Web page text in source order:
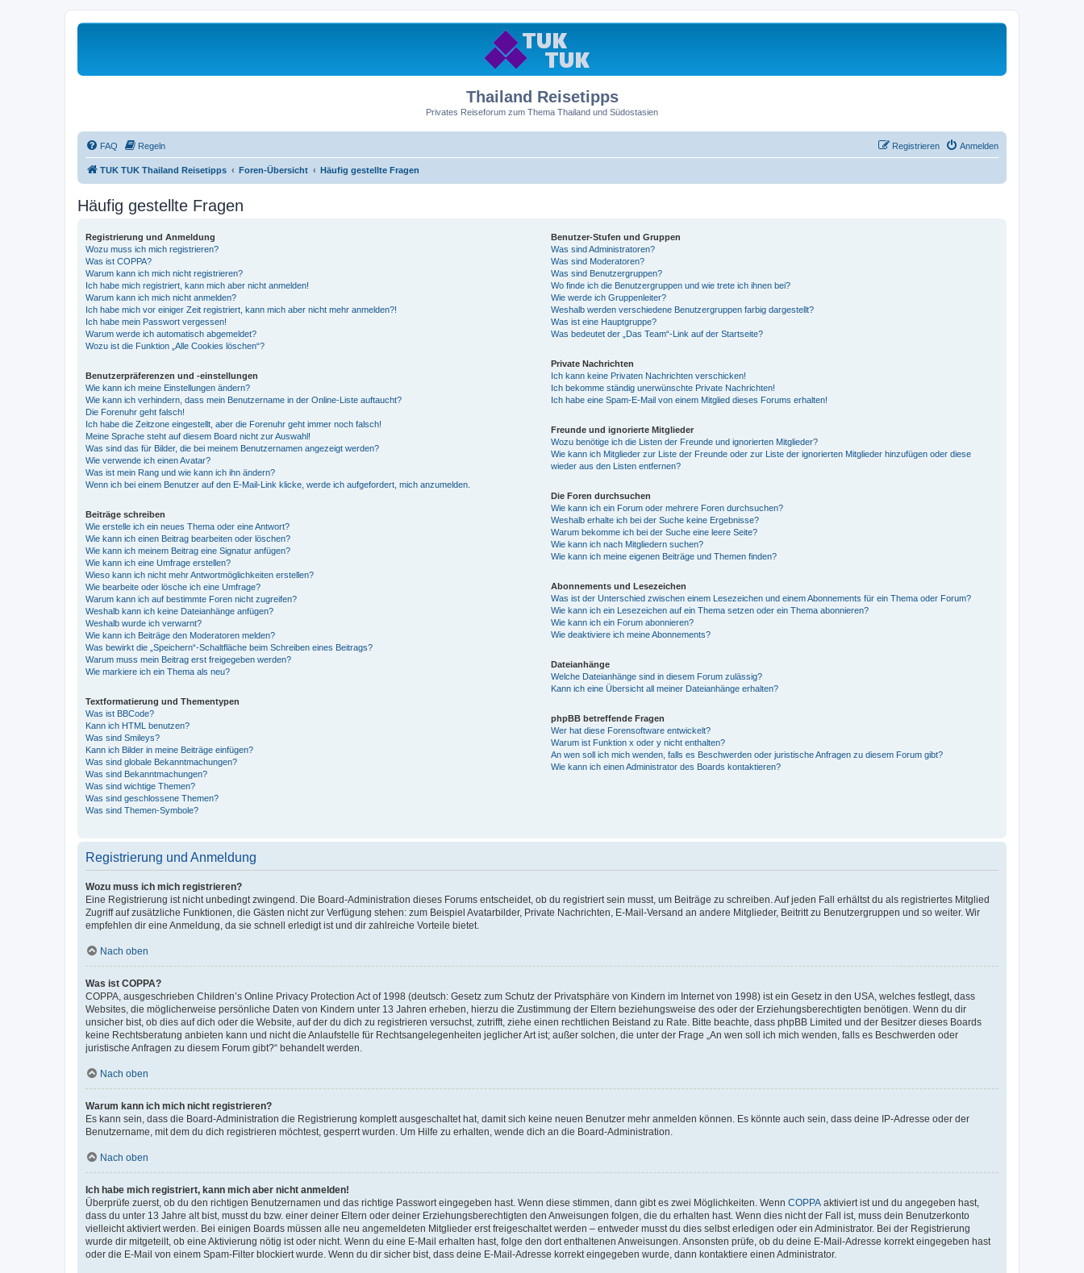
Thailand Reisetipps
Privates Reiseforum zum Thema Thailand und Südostasien
FAQ Regeln Anmelden
Registrieren
TUK TUK Thailand Reisetipps Foren-Übersicht Häufig gestellte Fragen
Häufig gestellte Fragen
Registrierung und Anmeldung
Wozu muss ich mich registrieren?
Was ist COPPA?
Warum kann ich mich nicht registrieren?
Ich habe mich registriert, kann mich aber nicht anmelden!
Warum kann ich mich nicht anmelden?
Ich habe mich vor einiger Zeit registriert, kann mich aber nicht mehr anmelden?!
Ich habe mein Passwort vergessen!
Warum werde ich automatisch abgemeldet?
Wozu ist die Funktion „Alle Cookies löschen“?
Benutzerpräferenzen und -einstellungen
Wie kann ich meine Einstellungen ändern?
Wie kann ich verhindern, dass mein Benutzername in der Online-Liste auftaucht?
Die Forenuhr geht falsch!
Ich habe die Zeitzone eingestellt, aber die Forenuhr geht immer noch falsch!
Meine Sprache steht auf diesem Board nicht zur Auswahl!
Was sind das für Bilder, die bei meinem Benutzernamen angezeigt werden?
Wie verwende ich einen Avatar?
Was ist mein Rang und wie kann ich ihn ändern?
Wenn ich bei einem Benutzer auf den E-Mail-Link klicke, werde ich aufgefordert, mich anzumelden.
Beiträge schreiben
Wie erstelle ich ein neues Thema oder eine Antwort?
Wie kann ich einen Beitrag bearbeiten oder löschen?
Wie kann ich meinem Beitrag eine Signatur anfügen?
Wie kann ich eine Umfrage erstellen?
Wieso kann ich nicht mehr Antwortmöglichkeiten erstellen?
Wie bearbeite oder lösche ich eine Umfrage?
Warum kann ich auf bestimmte Foren nicht zugreifen?
Weshalb kann ich keine Dateianhänge anfügen?
Weshalb wurde ich verwarnt?
Wie kann ich Beiträge den Moderatoren melden?
Was bewirkt die „Speichern“-Schaltfläche beim Schreiben eines Beitrags?
Warum muss mein Beitrag erst freigegeben werden?
Wie markiere ich ein Thema als neu?
Textformatierung und Thementypen
Was ist BBCode?
Kann ich HTML benutzen?
Was sind Smileys?
Kann ich Bilder in meine Beiträge einfügen?
Was sind globale Bekanntmachungen?
Was sind Bekanntmachungen?
Was sind wichtige Themen?
Was sind geschlossene Themen?
Was sind Themen-Symbole?
Benutzer-Stufen und Gruppen
Was sind Administratoren?
Was sind Moderatoren?
Was sind Benutzergruppen?
Wo finde ich die Benutzergruppen und wie trete ich ihnen bei?
Wie werde ich Gruppenleiter?
Weshalb werden verschiedene Benutzergruppen farbig dargestellt?
Was ist eine Hauptgruppe?
Was bedeutet der „Das Team“-Link auf der Startseite?
Private Nachrichten
Ich kann keine Privaten Nachrichten verschicken!
Ich bekomme ständig unerwünschte Private Nachrichten!
Ich habe eine Spam-E-Mail von einem Mitglied dieses Forums erhalten!
Freunde und ignorierte Mitglieder
Wozu benötige ich die Listen der Freunde und ignorierten Mitglieder?
Wie kann ich Mitglieder zur Liste der Freunde oder zur Liste der ignorierten Mitglieder hinzufügen oder diese
wieder aus den Listen entfernen?
Die Foren durchsuchen
Wie kann ich ein Forum oder mehrere Foren durchsuchen?
Weshalb erhalte ich bei der Suche keine Ergebnisse?
Warum bekomme ich bei der Suche eine leere Seite?
Wie kann ich nach Mitgliedern suchen?
Wie kann ich meine eigenen Beiträge und Themen finden?
Abonnements und Lesezeichen
Was ist der Unterschied zwischen einem Lesezeichen und einem Abonnements für ein Thema oder Forum?
Wie kann ich ein Lesezeichen auf ein Thema setzen oder ein Thema abonnieren?
Wie kann ich ein Forum abonnieren?
Wie deaktiviere ich meine Abonnements?
Dateianhänge
Welche Dateianhänge sind in diesem Forum zulässig?
Kann ich eine Übersicht all meiner Dateianhänge erhalten?
phpBB betreffende Fragen
Wer hat diese Forensoftware entwickelt?
Warum ist Funktion x oder y nicht enthalten?
An wen soll ich mich wenden, falls es Beschwerden oder juristische Anfragen zu diesem Forum gibt?
Wie kann ich einen Administrator des Boards kontaktieren?
Registrierung und Anmeldung
Wozu muss ich mich registrieren?
Eine Registrierung ist nicht unbedingt zwingend. Die Board-Administration dieses Forums entscheidet, ob du registriert sein musst, um Beiträge zu schreiben. Auf jeden Fall erhältst du als registriertes Mitglied
Zugriff auf zusätzliche Funktionen, die Gästen nicht zur Verfügung stehen: zum Beispiel Avatarbilder, Private Nachrichten, E-Mail-Versand an andere Mitglieder, Beitritt zu Benutzergruppen und so weiter. Wir
empfehlen dir eine Anmeldung, da sie schnell erledigt ist und dir zahlreiche Vorteile bietet.
Nach oben
Was ist COPPA?
COPPA, ausgeschrieben Children’s Online Privacy Protection Act of 1998 (deutsch: Gesetz zum Schutz der Privatsphäre von Kindern im Internet von 1998) ist ein Gesetz in den USA, welches festlegt, dass
Websites, die möglicherweise persönliche Daten von Kindern unter 13 Jahren erheben, hierzu die Zustimmung der Eltern beziehungsweise des oder der Erziehungsberechtigten benötigen. Wenn du dir
unsicher bist, ob dies auf dich oder die Website, auf der du dich zu registrieren versuchst, zutrifft, ziehe einen rechtlichen Beistand zu Rate. Bitte beachte, dass phpBB Limited und der Besitzer dieses Boards
keine Rechtsberatung anbieten kann und nicht die Anlaufstelle für Rechtsangelegenheiten jeglicher Art ist; außer solchen, die unter der Frage „An wen soll ich mich wenden, falls es Beschwerden oder
juristische Anfragen zu diesem Forum gibt?“ behandelt werden.
Nach oben
Warum kann ich mich nicht registrieren?
Es kann sein, dass die Board-Administration die Registrierung komplett ausgeschaltet hat, damit sich keine neuen Benutzer mehr anmelden können. Es könnte auch sein, dass deine IP-Adresse oder der
Benutzername, mit dem du dich registrieren möchtest, gesperrt wurden. Um Hilfe zu erhalten, wende dich an die Board-Administration.
Nach oben
Ich habe mich registriert, kann mich aber nicht anmelden!
Überprüfe zuerst, ob du den richtigen Benutzernamen und das richtige Passwort eingegeben hast. Wenn diese stimmen, dann gibt es zwei Möglichkeiten. Wenn COPPA aktiviert ist und du angegeben hast,
dass du unter 13 Jahre alt bist, musst du bzw. einer deiner Eltern oder deiner Erziehungsberechtigten den Anweisungen folgen, die du erhalten hast. Wenn dies nicht der Fall ist, muss dein Benutzerkonto
vielleicht aktiviert werden. Bei einigen Boards müssen alle neu angemeldeten Mitglieder erst freigeschaltet werden – entweder musst du dies selbst erledigen oder ein Administrator. Bei der Registrierung
wurde dir mitgeteilt, ob eine Aktivierung nötig ist oder nicht. Wenn du eine E-Mail erhalten hast, folge den dort enthaltenen Anweisungen. Ansonsten prüfe, ob du deine E-Mail-Adresse korrekt eingegeben hast
oder die E-Mail von einem Spam-Filter blockiert wurde. Wenn du dir sicher bist, dass deine E-Mail-Adresse korrekt eingegeben wurde, dann kontaktiere einen Administrator.